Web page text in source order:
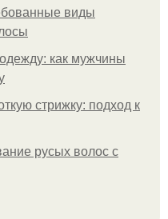
виды
как мужчины
стрижку: подход к
русых волос с